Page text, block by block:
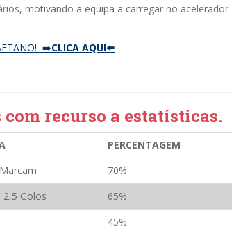
motivando a equipa a carregar no acelerador
➡️CLICA AQUI⬅️
recurso a estatísticas.
PERCENTAGEM
70%
2,5 Golos
65%
45%